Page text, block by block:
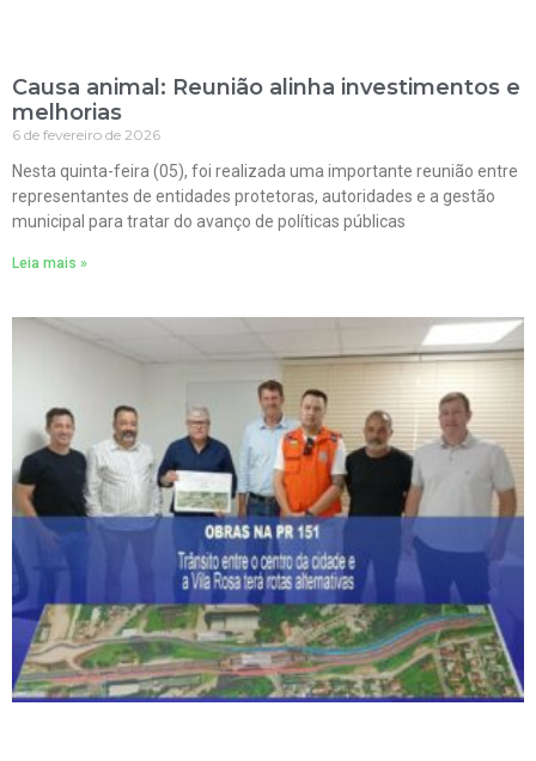
Causa animal: Reunião alinha investimentos e
melhorias
6 de fevereiro de 2026
Nesta quinta-feira (05), foi realizada uma importante reunião entre
representantes de entidades protetoras, autoridades e a gestão
municipal para tratar do avanço de políticas públicas
Leia mais »